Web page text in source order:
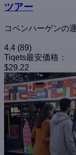
ツアー
コペンハーゲンの
4.4 (89)
Tiqets最安価格：
$29.22